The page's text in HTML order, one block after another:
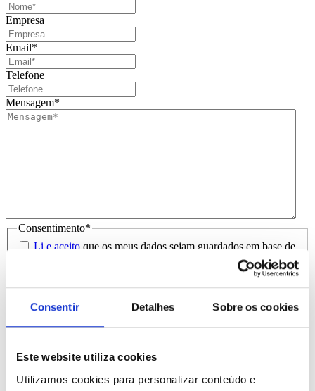
Consentir Detalhes Sobre os cookies
Este website utiliza cookies
Utilizamos cookies para personalizar conteúdo e
Empresa
Email*
Telefone
Mensagem*
Consentimento*
Li e aceito que os meus dados sejam guardados em base de
dados para tratamento deste contacto, única e exclusivamente
Entrega prevista entre 5-6 dias úteis
Comprar